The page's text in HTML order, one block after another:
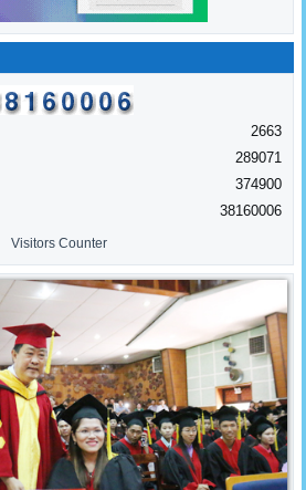
2663
289071
374900
38160006
Visitors Counter